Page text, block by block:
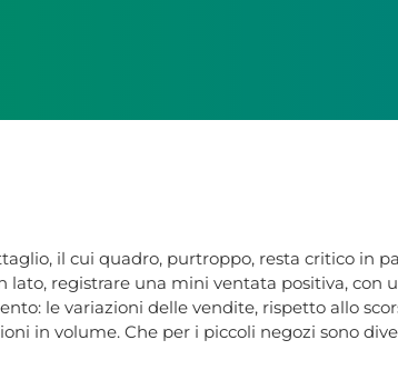
il cui quadro, purtroppo, resta critico in
registrare una mini ventata positiva, con
le variazioni delle vendite, rispetto allo
in volume. Che per i piccoli negozi sono